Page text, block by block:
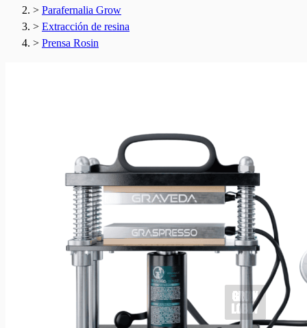
> Parafernalia Grow
> Extracción de resina
> Prensa Rosin